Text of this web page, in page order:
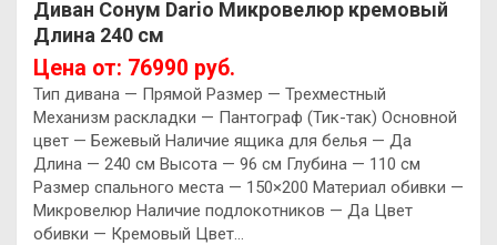
Диван Сонум Dario Микровелюр кремовый
Длина 240 см
Цена от: 76990 руб.
Тип дивана — Прямой Размер — Трехместный
Механизм раскладки — Пантограф (Тик-так) Основной
цвет — Бежевый Наличие ящика для белья — Да
Длина — 240 см Высота — 96 см Глубина — 110 см
Размер спального места — 150×200 Материал обивки —
Микровелюр Наличие подлокотников — Да Цвет
обивки — Кремовый Цвет…